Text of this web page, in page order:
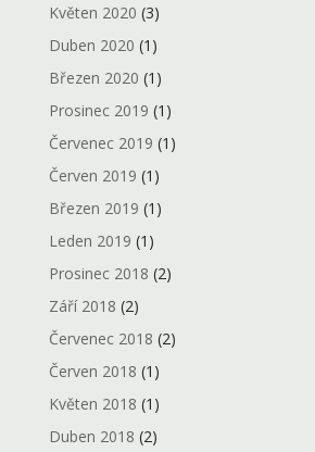
Květen 2020 (3)
Duben 2020 (1)
Březen 2020 (1)
Prosinec 2019 (1)
Červenec 2019 (1)
Červen 2019 (1)
Březen 2019 (1)
Leden 2019 (1)
Prosinec 2018 (2)
Září 2018 (2)
Červenec 2018 (2)
Červen 2018 (1)
Květen 2018 (1)
Duben 2018 (2)